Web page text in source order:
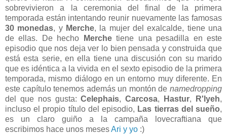
sobrevivieron a la ceremonia del final de la primera
temporada están intentando reunir nuevamente las famosas
30 monedas, y Merche, la mujer del exalcalde, tiene una
de ellas. De hecho
Merchetiene una pesadilla en este
episodio que nos deja ver lo bien pensada y construida que
está esta serie, en ella tiene una discusión con su marido
que es idéntica a la vivida en el sexto episodio de la primera
temporada, mismo diálogo en un entorno muy diferente. En
este capítulo tenemos además un montón de namedropping
del que nos gusta:Celephais,Carcosa, Hastur, R'lyeh,
incluso el propio título del episodio, Las tierras del sueño,
es un claro guiño a la campaña lovecraftiana que
escribimos hace unos mesesAri y yo :)